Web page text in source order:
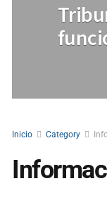
Inicio Category